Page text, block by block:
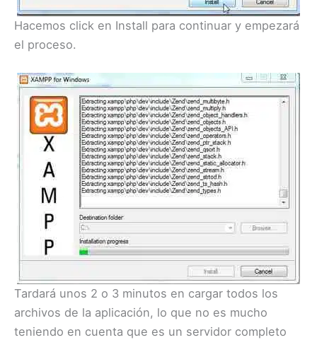
Hacemos click en Install para continuar y empezará
el proceso.
Tardará unos 2 o 3 minutos en cargar todos los
archivos de la aplicación, lo que no es mucho
teniendo en cuenta que es un servidor completo